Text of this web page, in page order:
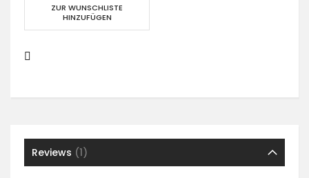
ZUR WUNSCHLISTE
HINZUFÜGEN
Reviews 1